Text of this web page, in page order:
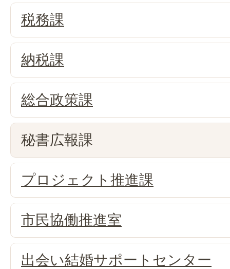
税務課
納税課
総合政策課
秘書広報課
プロジェクト推進課
市民協働推進室
出会い結婚サポートセンター